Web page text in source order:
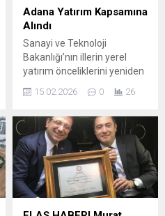
Prof. Dr. Hamit Emrah Beriş’i
makamında ziyaret etti.
kategorilerde yarışan
akademisyenler,
organizasyonu 1 birincilik,
12 ikincilik ve 8 üçüncülük
Adana Yatırım Kapsamına
Alındı
Sanayi ve Teknoloji
Bakanlığı’nın illerin yerel
yatırım önceliklerini yeniden
Konuları Listesi Tebliği”
yayımlandı. Tebliğle birlikte
Adana’da sanayi
yatırımlarına yönelik dört
alan destek kapsamına
alındı. Konuyla ilgili
değerlendirmede bulunan
Adana Sanayi Odası
15.02.2026 0 26